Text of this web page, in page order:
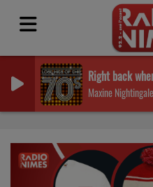
Right back
Maxine Nightingale